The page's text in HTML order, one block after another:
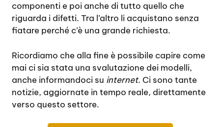
componenti e poi anche di tutto quello che
riguarda i difetti. Tra l’altro li acquistano senza
fiatare perché c’è una grande richiesta.
Ricordiamo che alla fine è possibile capire come
mai ci sia stata una svalutazione dei modelli,
anche informandoci su internet. Ci sono tante
notizie, aggiornate in tempo reale, direttamente
verso questo settore.